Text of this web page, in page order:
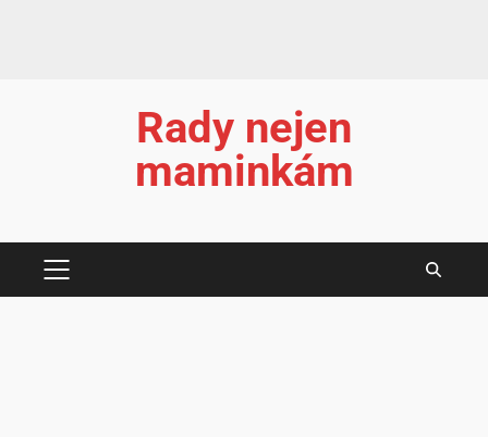
Rady nejen
maminkám